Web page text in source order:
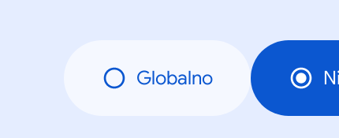
Globalno